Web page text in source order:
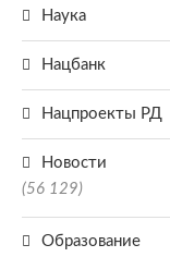
Наука
Нацбанк
Нацпроекты РД
Новости
(56 129)
Образование